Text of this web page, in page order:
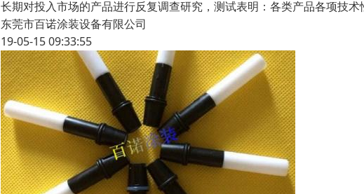
长期对投入市场的产品进行反复调查研究，测试表明：各类产品各项技
东莞市百诺涂装设备有限公司
19-05-15 09:33:55